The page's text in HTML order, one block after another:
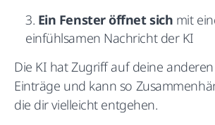
Ein Fenster öffnet sich mit
einfühlsamen Nachricht der KI
Die KI hat Zugriff auf deine
Einträge und kann so
die dir vielleicht entgehen.